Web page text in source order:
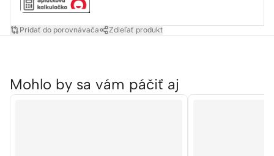
Pridať do porovnávača Zdieľať produkt
Mohlo by sa vám páčiť aj